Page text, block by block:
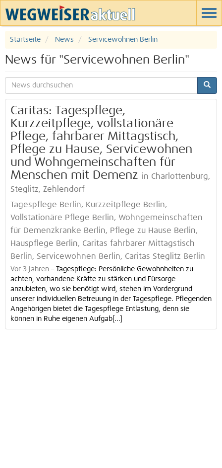
Startseite News Servicewohnen Berlin
News für "Servicewohnen Berlin"
Caritas: Tagespflege,
Kurzzeitpflege, vollstationäre
Pflege, fahrbarer Mittagstisch,
Pflege zu Hause, Servicewohnen
und Wohngemeinschaften für
Menschen mit Demenz in Charlottenburg,
Steglitz, Zehlendorf
Tagespflege Berlin, Kurzzeitpflege Berlin,
Vollstationäre Pflege Berlin, Wohngemeinschaften
für Demenzkranke Berlin, Pflege zu Hause Berlin,
Hauspflege Berlin, Caritas fahrbarer Mittagstisch
Berlin, Servicewohnen Berlin, Caritas Steglitz Berlin
Vor 3 Jahren –
Tagespflege: Persönliche Gewohnheiten zu
achten, vorhandene Kräfte zu stärken und Fürsorge
anzubieten, wo sie benötigt wird, stehen im Vordergrund
unserer individuellen Betreuung in der Tagespflege. Pflegenden
Angehörigen bietet die Tagespflege Entlastung, denn sie
können in Ruhe eigenen Aufgab[...]